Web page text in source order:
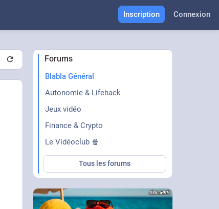
Inscription Connexion
Forums
Blabla Général
Autonomie & Lifehack
Jeux vidéo
Finance & Crypto
Le Vidéoclub 🍿
Tous les forums